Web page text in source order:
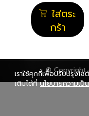
ใส่ตระ
กร้า
© Copyright
เราใช้คุกกี้เพื่อปรับปรุงไ
เติมได้ที่ นโยบายความเ